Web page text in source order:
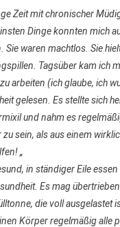
Zeit mit chronischer
Dinge konnten mich
waren machtlos. Sie
Tagsüber kam ich
arbeiten (ich glaube, ich
gelesen. Es stellte sich
und nahm es
sein, als aus einem
„
in ständiger Eile
Es mag
die voll
Körper regelmäßig alle